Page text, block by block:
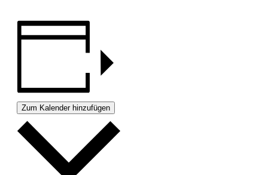
Zum Kalender hinzufügen